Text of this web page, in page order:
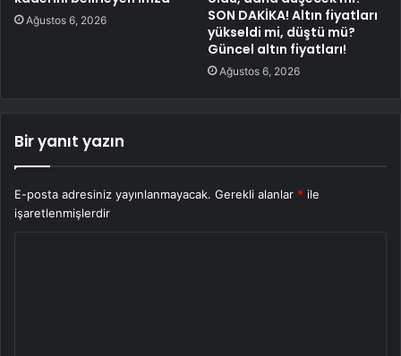
Ağustos 6, 2026
SON DAKİKA! Altın fiyatları
yükseldi mi, düştü mü?
Güncel altın fiyatları!
Ağustos 6, 2026
Bir yanıt yazın
E-posta adresiniz yayınlanmayacak. Gerekli alanlar * ile
işaretlenmişlerdir